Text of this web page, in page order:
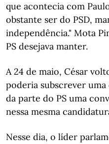
que acontecia com
obstante ser do PSD,
independência." Mota
PS desejava manter.
A 24 de maio, César
poderia subscrever
da parte do PS uma
nessa mesma
Nesse dia, o líder